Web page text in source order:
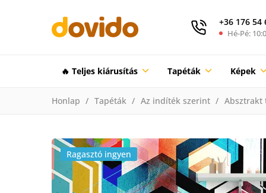
+36 176 54
Hé-Pé:
🔥 Teljes kiárusítás Tapéták Képek
Honlap Tapéták Az indíték szerint Absztrakt
Ragasztó ingyen